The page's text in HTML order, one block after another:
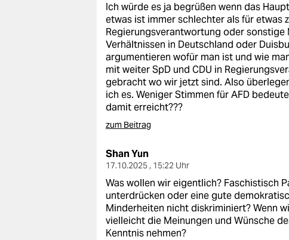
Ich würde es ja begrüßen wenn das
etwas ist immer schlechter als für etwas
Regierungsverantwortung oder
Verhältnissen in Deutschland oder
argumentieren wofür man ist und wie
mit weiter SpD und CDU in
gebracht wo wir jetzt sind. Also
ich es. Weniger Stimmen für AFD
damit erreicht???
zum Beitrag
Shan Yun
17.10.2025 , 15:22 Uhr
Was wollen wir eigentlich? Faschistisch
unterdrücken oder eine gute
Minderheiten nicht diskriminiert? Wenn
vielleicht die Meinungen und Wünsche
Kenntnis nehmen?